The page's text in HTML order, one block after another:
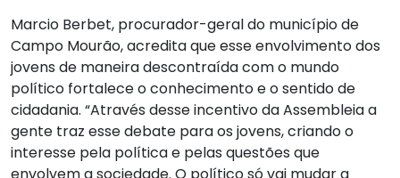
Marcio Berbet, procurador-geral do município de
Campo Mourão, acredita que esse envolvimento dos
jovens de maneira descontraída com o mundo
político fortalece o conhecimento e o sentido de
cidadania. “Através desse incentivo da Assembleia a
gente traz esse debate para os jovens, criando o
interesse pela política e pelas questões que
envolvem a sociedade. O político só vai mudar a